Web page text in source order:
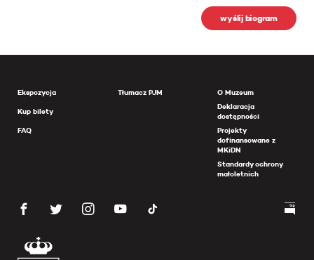
wyślij biogram
Ekspozycja
Kup bilety
FAQ
Tłumacz PJM
O Muzeum
Deklaracja
dostępności
Projekty
dofinansowane z
MKiDN
Standardy ochrony
małoletnich